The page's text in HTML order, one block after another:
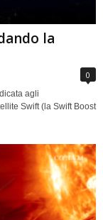
la
0
agli
Swift (la Swift Boost